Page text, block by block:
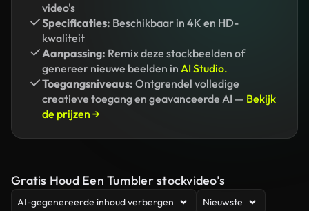
video's
Specificaties: Beschikbaar in 4K en HD-
kwaliteit
Aanpassing: Remix deze stockbeelden of
genereer nieuwe beelden in AI Studio.
Toegangsniveaus: Ontgrendel volledige
creatieve toegang en geavanceerde AI — Bekijk
de prijzen →
Gratis Houd Een Tumbler stockvideo’s
AI-gegenereerde inhoud verbergen Nieuwste